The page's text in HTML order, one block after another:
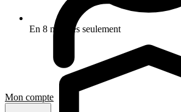
Mon compte
En 8 minutes seulement